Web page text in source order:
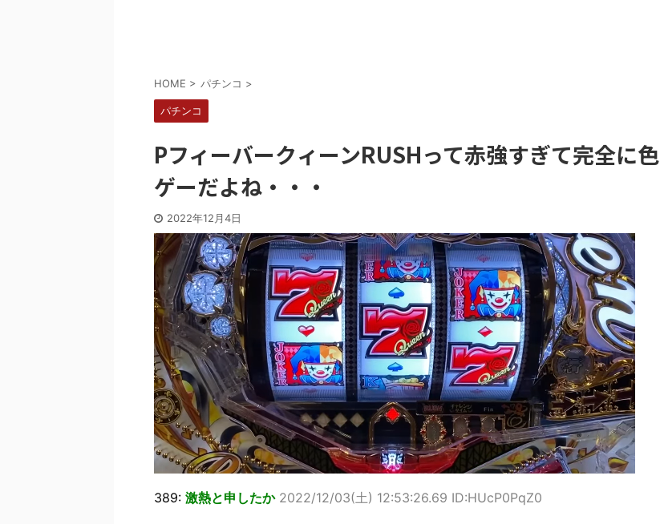
HOME > パチンコ >
パチンコ
PフィーバークィーンRUSHって赤強すぎて完全に色
ゲーだよね・・・
2022年12月4日
389: 激熱と申したか 2022/12/03(土) 12:53:26.69 ID:HUcP0PqZ0